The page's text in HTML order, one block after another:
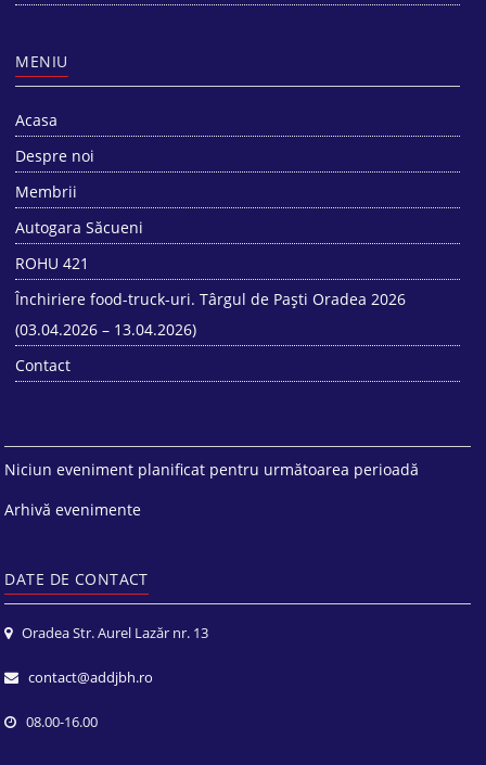
MENIU
Acasa
Despre noi
Membrii
Autogara Săcueni
ROHU 421
Închiriere food-truck-uri. Târgul de Paști Oradea 2026
(03.04.2026 – 13.04.2026)
Contact
Niciun eveniment planificat pentru următoarea perioadă
Arhivă evenimente
DATE DE CONTACT
Oradea Str. Aurel Lazăr nr. 13
contact@addjbh.ro
08.00-16.00